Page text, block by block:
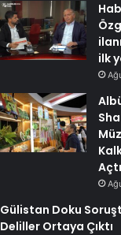
ilk
Açtı
Gülistan Doku
Deliller Ortaya Çıktı